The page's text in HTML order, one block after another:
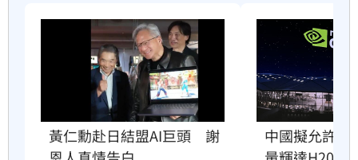
黃仁勳赴日結盟AI巨頭　謝
中國擬允許AI